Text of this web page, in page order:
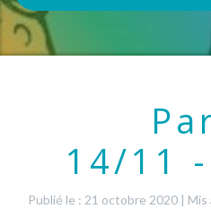
14/11
Publié le : 21 octobre 2020 | Mis